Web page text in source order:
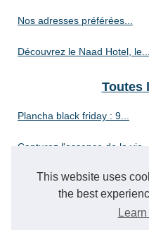
This website uses
the best
Nos adresses préférées...
Découvrez le Naad Hotel, le...
Toutes
Plancha black friday : 9...
Capturez l'essence de la vie...
Où peut-on trouver des...
Promo sur la location de box